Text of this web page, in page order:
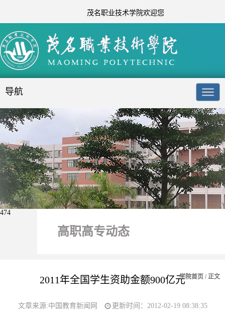
茂名职业技术学院欢迎您
导航
高职高专动态
学院首页 / 正文
474
2011年全国学生资助金额900亿元
文章来源:中国教育新闻网
更新时间：2012-02-19 08:38:35